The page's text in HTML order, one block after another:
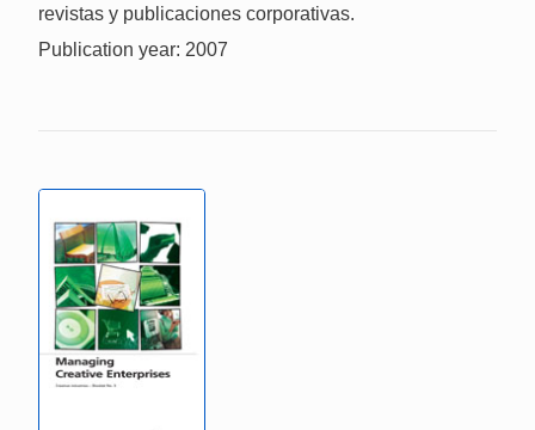
revistas y publicaciones corporativas.
Publication year: 2007